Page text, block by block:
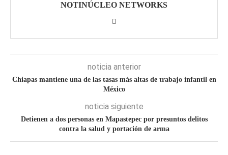
NOTINÚCLEO NETWORKS
noticia anterior
Chiapas mantiene una de las tasas más altas de trabajo infantil en
México
noticia siguiente
Detienen a dos personas en Mapastepec por presuntos delitos
contra la salud y portación de arma